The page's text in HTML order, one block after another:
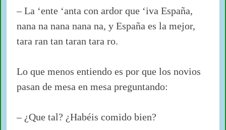
– La ‘ente ‘anta con ardor que ‘iva España,
nana na nana nana na, y España es la mejor,
tara ran tan taran tara ro.
Lo que menos entiendo es por que los novios
pasan de mesa en mesa preguntando:
– ¿Que tal? ¿Habéis comido bien?